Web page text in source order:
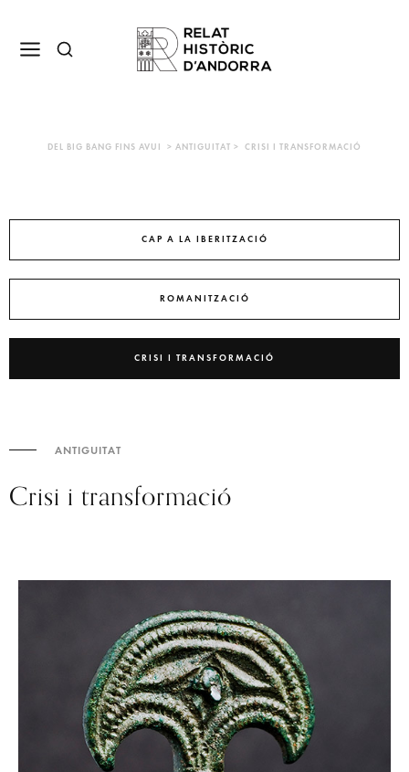
DEL BIG BANG FINS AVUI > ANTIGUITAT > CRISI I TRANSFORMACIÓ
CAP A LA IBERITZACIÓ
ROMANITZACIÓ
CRISI I TRANSFORMACIÓ
ANTIGUITAT
Crisi i transformació